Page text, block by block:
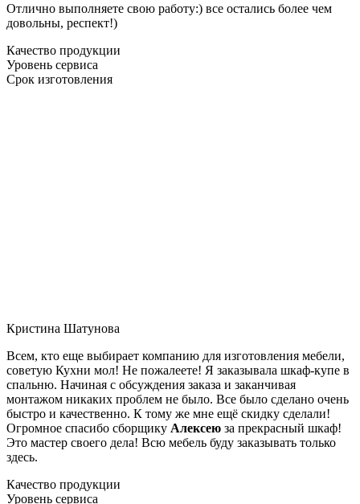
Отлично выполняете свою работу:) все остались более чем
довольны, респект!)
Качество продукции
Уровень сервиса
Срок изготовления
Кристина Шатунова
Всем, кто еще выбирает компанию для изготовления мебели,
советую Кухни мол! Не пожалеете! Я заказывала шкаф-купе в
спальню. Начиная с обсуждения заказа и заканчивая
монтажом никаких проблем не было. Все было сделано очень
быстро и качественно. К тому же мне ещё скидку сделали!
Огромное спасибо сборщику Алексею за прекрасный шкаф!
Это мастер своего дела! Всю мебель буду заказывать только
здесь.
Качество продукции
Уровень сервиса